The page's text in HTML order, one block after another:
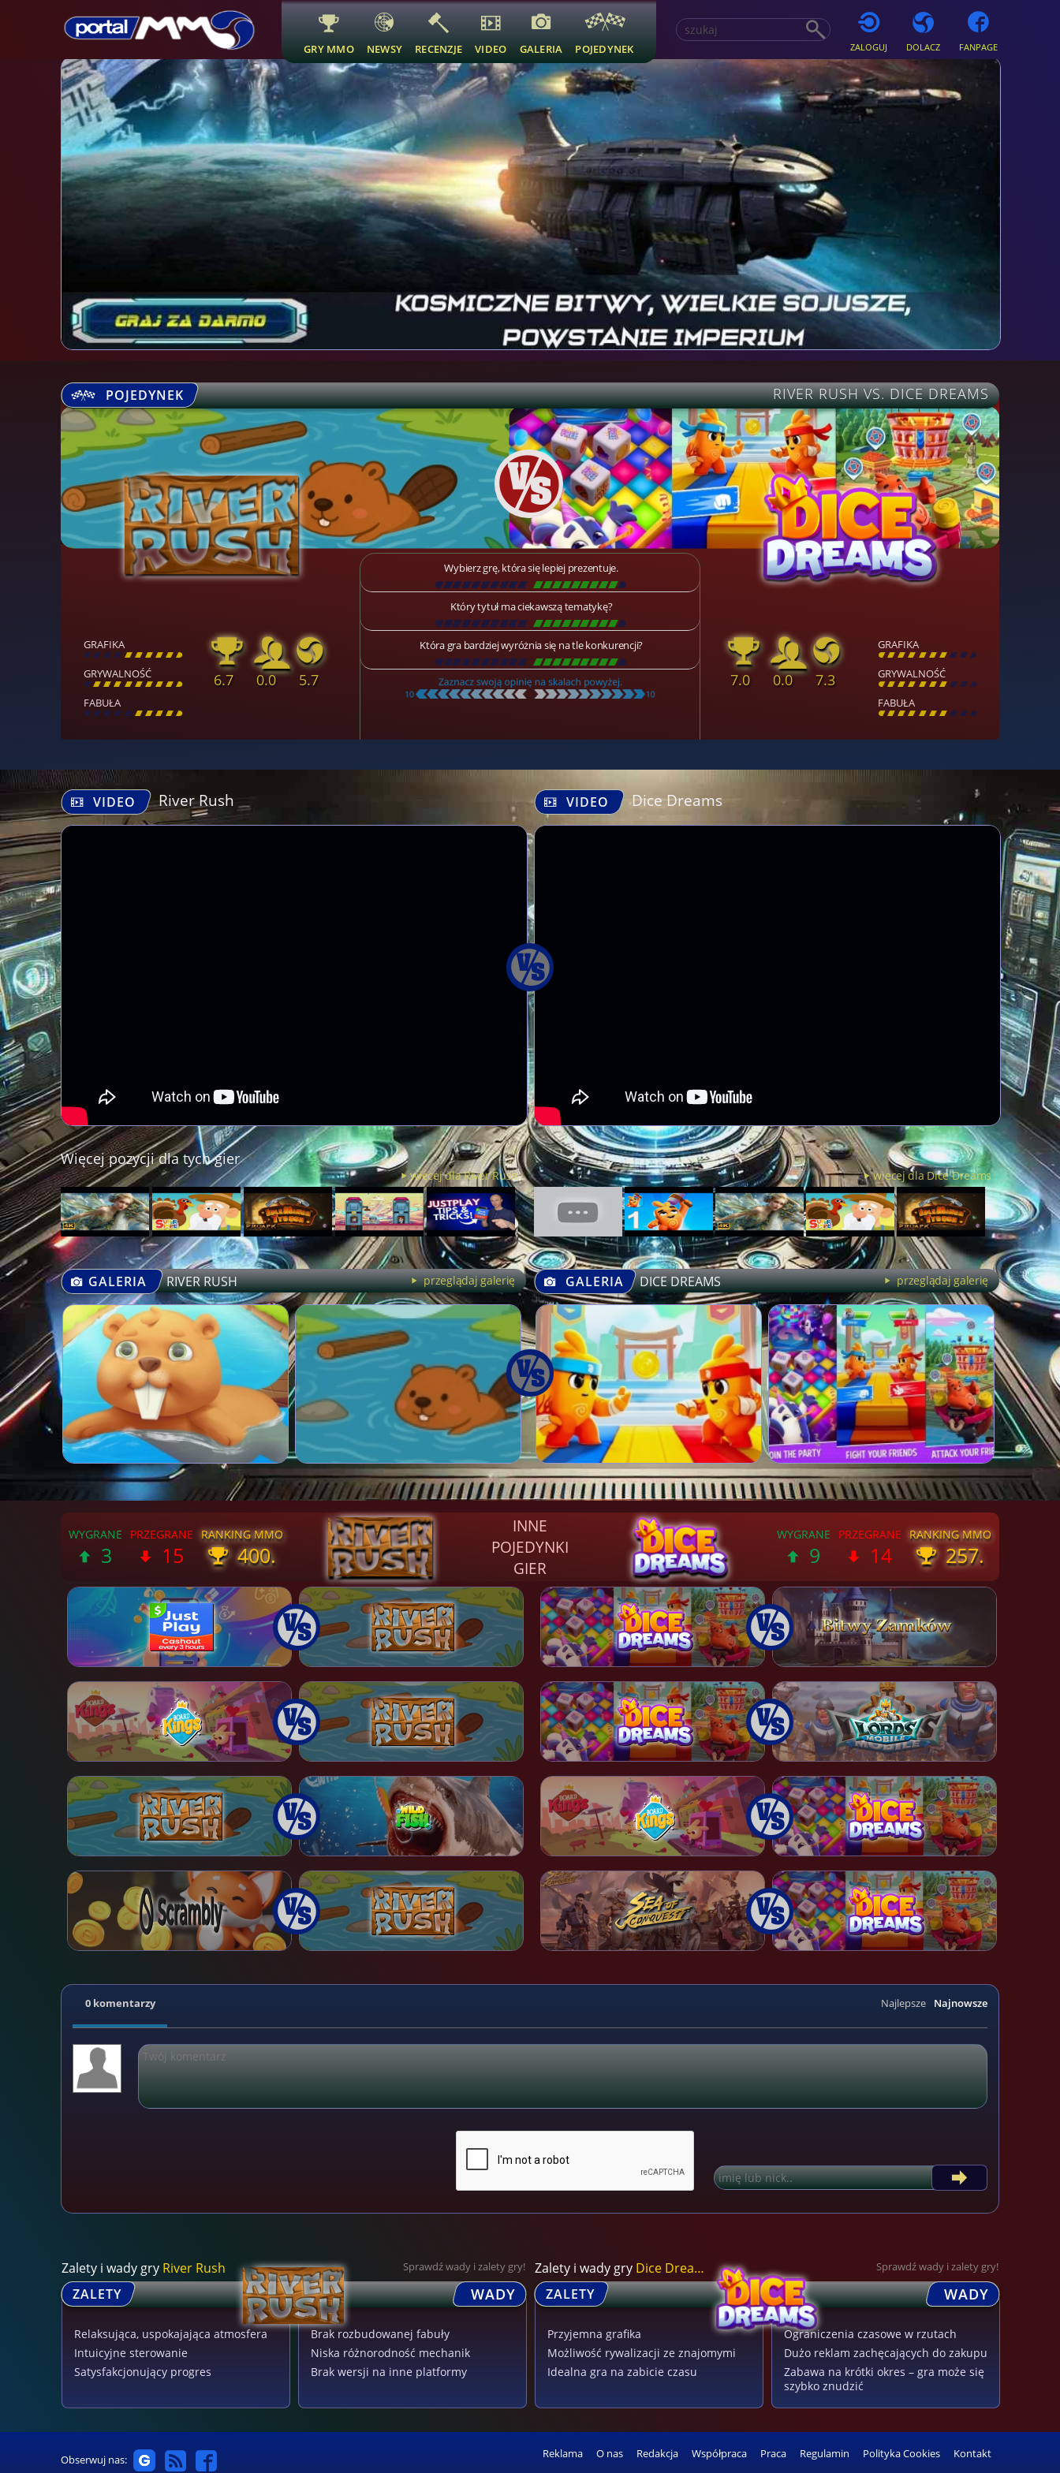
GRY MMO NEWSY RECENZJE VIDEO GALERIA POJEDYNEK ZALOGUJ DOLACZ FANPAGE
POJEDYNEK RIVER RUSH VS. DICE DREAMS
GRAFIKA
[ \ \ \ \ \ \ \ \ ]
GRYWALNOŚĆ
[ \ \ \ \ \ \ \ \ ]
FABUŁA
[ \ \ \ \ \ \ \ \ ]
6.7 0.0 5.7
Wybierz grę, która się lepiej prezentuje.
[\\\\\\\\\ \\\\\\\\\]
Który tytuł ma ciekawszą tematykę?
[\\\\\\\\\ \\\\\\\\\]
Która gra bardziej wyróżnia się na tle konkurencji?
[\\\\\\\\\ \\\\\\\\\]
GRAFIKA
[ \ \ \ \ \ \ \ \ ]
GRYWALNOŚĆ
[ \ \ \ \ \ \ \ \ ]
FABUŁA
[ \ \ \ \ \ \ \ \ ]
7.0 0.0 7.3
VIDEO River Rush
Więcej pozycji dla tych gier
więcej dla River Rush
VIDEO Dice Dreams
więcej dla Dice Dreams
GALERIA RIVER RUSH przeglądaj galerię GALERIA DICE DREAMS przeglądaj galerię
3 15 400.
INNE
POJEDYNKI
GIER
9 14 257.
Najnowsze
Najlepsze
0 komentarzy
Zalety i wady gry River Rush Sprawdź wady i zalety gry!
ZALETY WADY
Relaksująca, uspokajająca atmosfera
Intuicyjne sterowanie
Satysfakcjonujący progres
Brak rozbudowanej fabuły
Niska różnorodność mechanik
Brak wersji na inne platformy
Zalety i wady gry Dice Dreams Sprawdź wady i zalety gry!
ZALETY WADY
Przyjemna grafika
Możliwość rywalizacji ze znajomymi
Idealna gra na zabicie czasu
Ograniczenia czasowe w rzutach
Dużo reklam zachęcających do zakupu
Zabawa na krótki okres – gra może się
szybko znudzić
Obserwuj nas: Reklama O nas Redakcja Współpraca Praca Regulamin Polityka Cookies Kontakt